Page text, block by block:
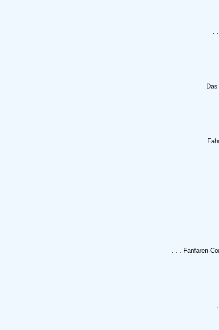
.
. . . Fanfaren-